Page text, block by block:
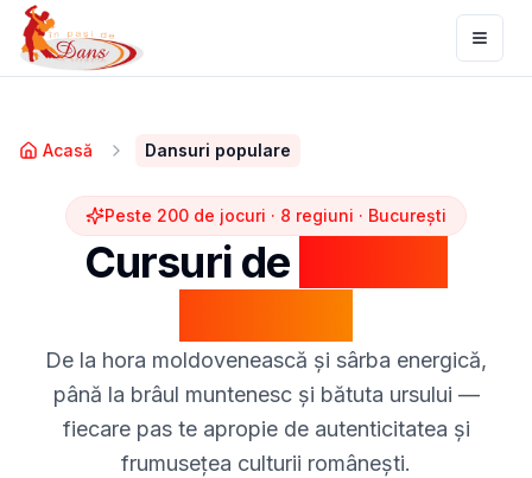
Acasă Dansuri populare
Peste 200 de jocuri · 8 regiuni · București
Cursuri de
De la hora moldovenească și sârba energică,
până la brâul muntenesc și bătuta ursului —
fiecare pas te apropie de autenticitatea și
frumusețea culturii românești.